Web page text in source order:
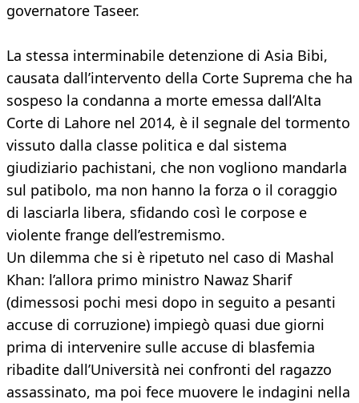
governatore Taseer.
La stessa interminabile detenzione di Asia Bibi,
causata dall’intervento della Corte Suprema che ha
sospeso la condanna a morte emessa dall’Alta
Corte di Lahore nel 2014, è il segnale del tormento
vissuto dalla classe politica e dal sistema
giudiziario pachistani, che non vogliono mandarla
sul patibolo, ma non hanno la forza o il coraggio
di lasciarla libera, sfidando così le corpose e
violente frange dell’estremismo.
Un dilemma che si è ripetuto nel caso di Mashal
Khan: l’allora primo ministro Nawaz Sharif
(dimessosi pochi mesi dopo in seguito a pesanti
accuse di corruzione) impiegò quasi due giorni
prima di intervenire sulle accuse di blasfemia
ribadite dall’Università nei confronti del ragazzo
assassinato, ma poi fece muovere le indagini nella